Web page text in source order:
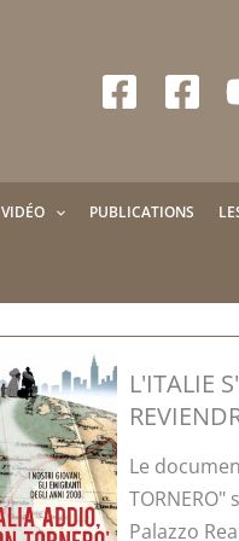
VIDÉO PUBLICATIONS
L'ITALIE
Le
Palazzo